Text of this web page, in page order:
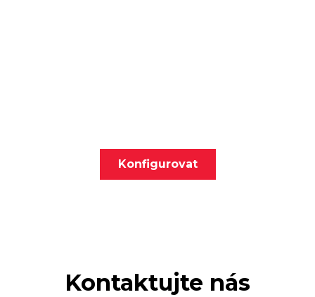
Konfigurovat
Kontaktujte nás